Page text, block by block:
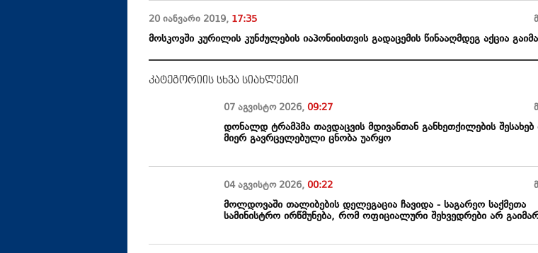
20 იანვარი 2019, 17:35
მოსკოვში კურილის კუნძულების იაპონიისთვის გადაცემის წინააღმდეგ აქცია
კატეგორიის სხვა სიახლეები
07 აგვისტო 2026,09:27
დონალდ ტრამპმა თავდაცვის მდივანთან განხეთქილების შესახებ
მიერ გავრცელებული ცნობა უარყო
04 აგვისტო 2026,00:22
მოლდოვაში თალიბების დელეგაცია ჩავიდა - საგარეო საქმეთა
სამინისტრო ირწმუნება, რომ ოფიციალური შეხვედრები არ